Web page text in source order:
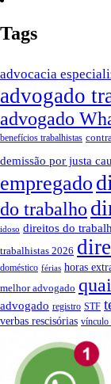
Tags
advocacia
advogado
advogado
benefícios trabalhistas
demissão por justa
empregado
do trabalho
idoso direitos do
trabalhistas 2026
doméstico férias horas
melhor advogado
advogado registro STF
verbas rescisórias vínculo